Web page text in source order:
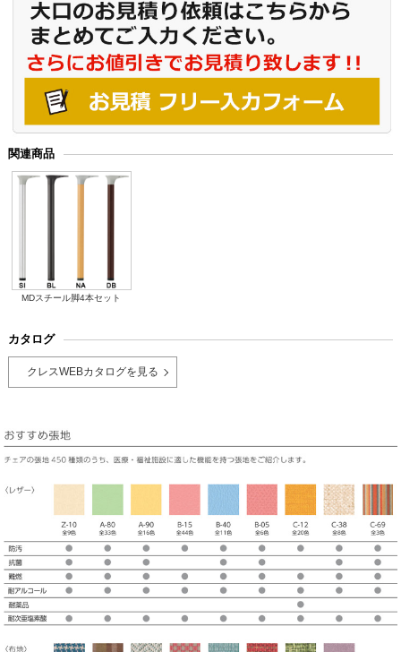
関連商品
MDスチール脚4本セット
カタログ
クレスWEBカタログを見る